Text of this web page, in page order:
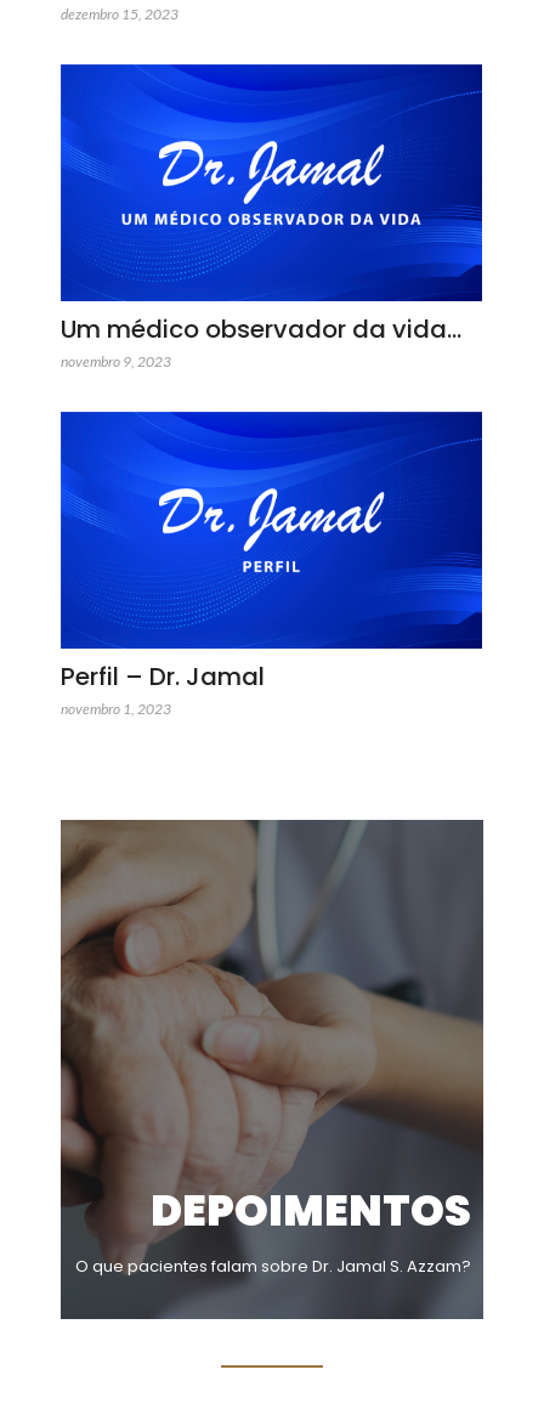
dezembro 15, 2023
Um médico observador da vida…
novembro 9, 2023
Perfil – Dr. Jamal
novembro 1, 2023
DEPOIMENTOS
O que pacientes falam sobre Dr. Jamal S. Azzam?